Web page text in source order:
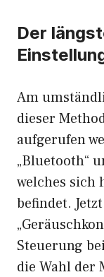
Der
Am
dieser
aufgerufen
„Bluetooth“
welches sich
befindet.
Steuerung
die Wahl der